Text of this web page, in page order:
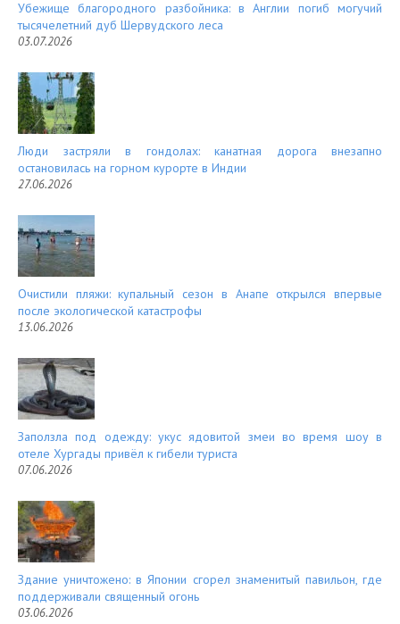
Убежище благородного разбойника: в Англии погиб могучий
тысячелетний дуб Шервудского леса
03.07.2026
Люди застряли в гондолах: канатная дорога внезапно
остановилась на горном курорте в Индии
27.06.2026
Очистили пляжи: купальный сезон в Анапе открылся впервые
после экологической катастрофы
13.06.2026
Заползла под одежду: укус ядовитой змеи во время шоу в
отеле Хургады привёл к гибели туриста
07.06.2026
Здание уничтожено: в Японии сгорел знаменитый павильон, где
поддерживали священный огонь
03.06.2026